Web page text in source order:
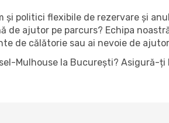
politici flexibile de rezervare și
de ajutor pe parcurs? Echipa
de călătorie sau ai nevoie de
Mulhouse la București? Asigură-